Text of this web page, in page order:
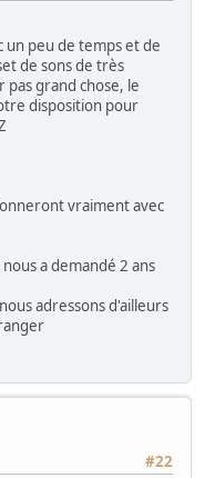
un peu de temps et de
de sons de très
grand chose, le
disposition pour
vraiment avec
a demandé 2 ans
adressons d'ailleurs
#22